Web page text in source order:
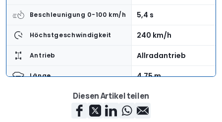
Beschleunigung 0-100 km/h 5,4 s
Höchstgeschwindigkeit 240 km/h
Antrieb Allradantrieb
Länge 4,75 m
1,99 m
1,96 m
Diesen Artikel teilen